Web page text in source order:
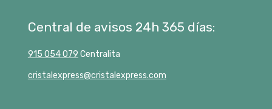
Central de avisos 24h 365 días:
915 054 079 Centralita
cristalexpress@cristalexpress.com